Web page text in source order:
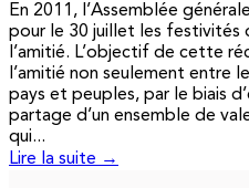
En 2011, l’Assemblée
pour le 30 juillet les festivités
l’amitié. L’objectif de cette
l’amitié non seulement entre
pays et peuples, par le biais
partage d’un ensemble de
qui...
Lire la suite →